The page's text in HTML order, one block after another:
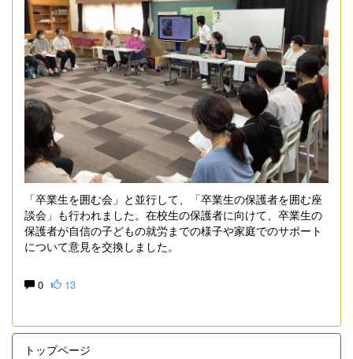
「卒業生を囲む会」と並行して、「卒業生の保護者を囲む座
談会」も行われました。在校生の保護者に向けて、卒業生の
保護者が自信の子どもの就労までの様子や家庭でのサポート
について意見を交換しました。
0 13
トップページ